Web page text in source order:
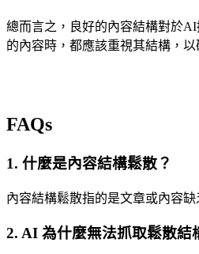
總而言之，良好的內容結構對於
的內容時，都應該重視其結構，
FAQs
1. 什麼是內容結構鬆散？
內容結構鬆散指的是文章或內容
2. AI 為什麼無法抓取鬆散結